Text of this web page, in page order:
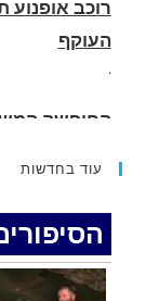
החופשה
למסע
.
עוד בחדשות